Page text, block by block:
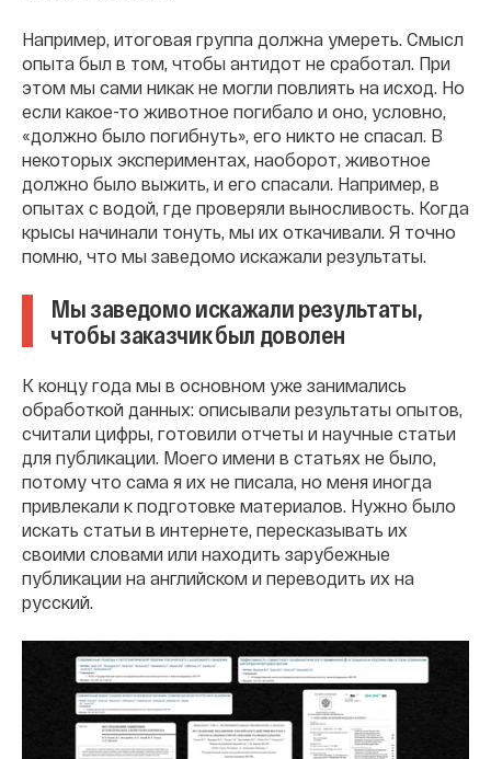
Например, итоговая группа должна умереть. Смысл
опыта был в том, чтобы антидот не сработал. При
этом мы сами никак не могли повлиять на исход. Но
если какое-то животное погибало и оно, условно,
«должно было погибнуть», его никто не спасал. В
некоторых экспериментах, наоборот, животное
должно было выжить, и его спасали. Например, в
опытах с водой, где проверяли выносливость. Когда
крысы начинали тонуть, мы их откачивали. Я точно
помню, что мы заведомо искажали результаты.
Мы заведомо искажали результаты,
чтобы заказчик был доволен
К концу года мы в основном уже занимались
обработкой данных: описывали результаты опытов,
считали цифры, готовили отчеты и научные статьи
для публикации. Моего имени в статьях не было,
потому что сама я их не писала, но меня иногда
привлекали к подготовке материалов. Нужно было
искать статьи в интернете, пересказывать их
своими словами или находить зарубежные
публикации на английском и переводить их на
русский.